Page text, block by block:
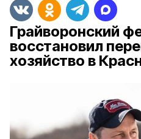
Грайворонский
восстановил
хозяйство в